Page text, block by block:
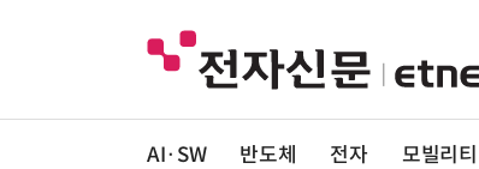
AI·SW 반도체 전자 모빌리티